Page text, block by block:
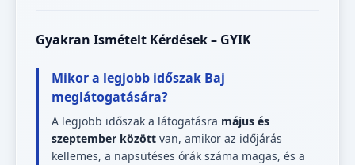
Gyakran Ismételt Kérdések – GYIK
Mikor a legjobb időszak Baj
meglátogatására?
A legjobb időszak a látogatásra május és
szeptember között van, amikor az időjárás
kellemes, a napsütéses órák száma magas, és a